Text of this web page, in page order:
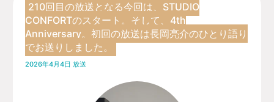
210回目の放送となる今回は、STUDIO
CONFORTのスタート。そして、4th
Anniversary。初回の放送は長岡亮介のひとり語り
でお送りしました。
2026年4月4日 放送